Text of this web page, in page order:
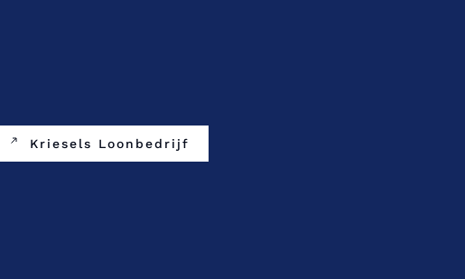
Kriesels Loonbedrijf